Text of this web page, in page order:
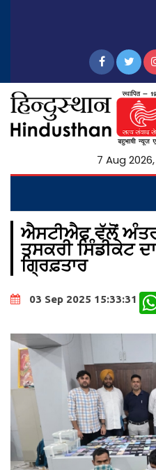
7 Aug 2026,
ਐਸਟੀਐਫ ਵੱਲੋਂ
ਤਸਕਰੀ ਸਿੰਡੀਕੇਟ
ਗ੍ਰਿਫ਼ਤਾਰ
03 Sep 2025 15:33:31